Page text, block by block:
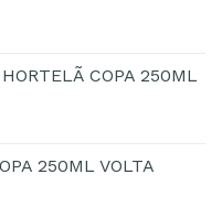
COPA 250ML
250ML VOLTA